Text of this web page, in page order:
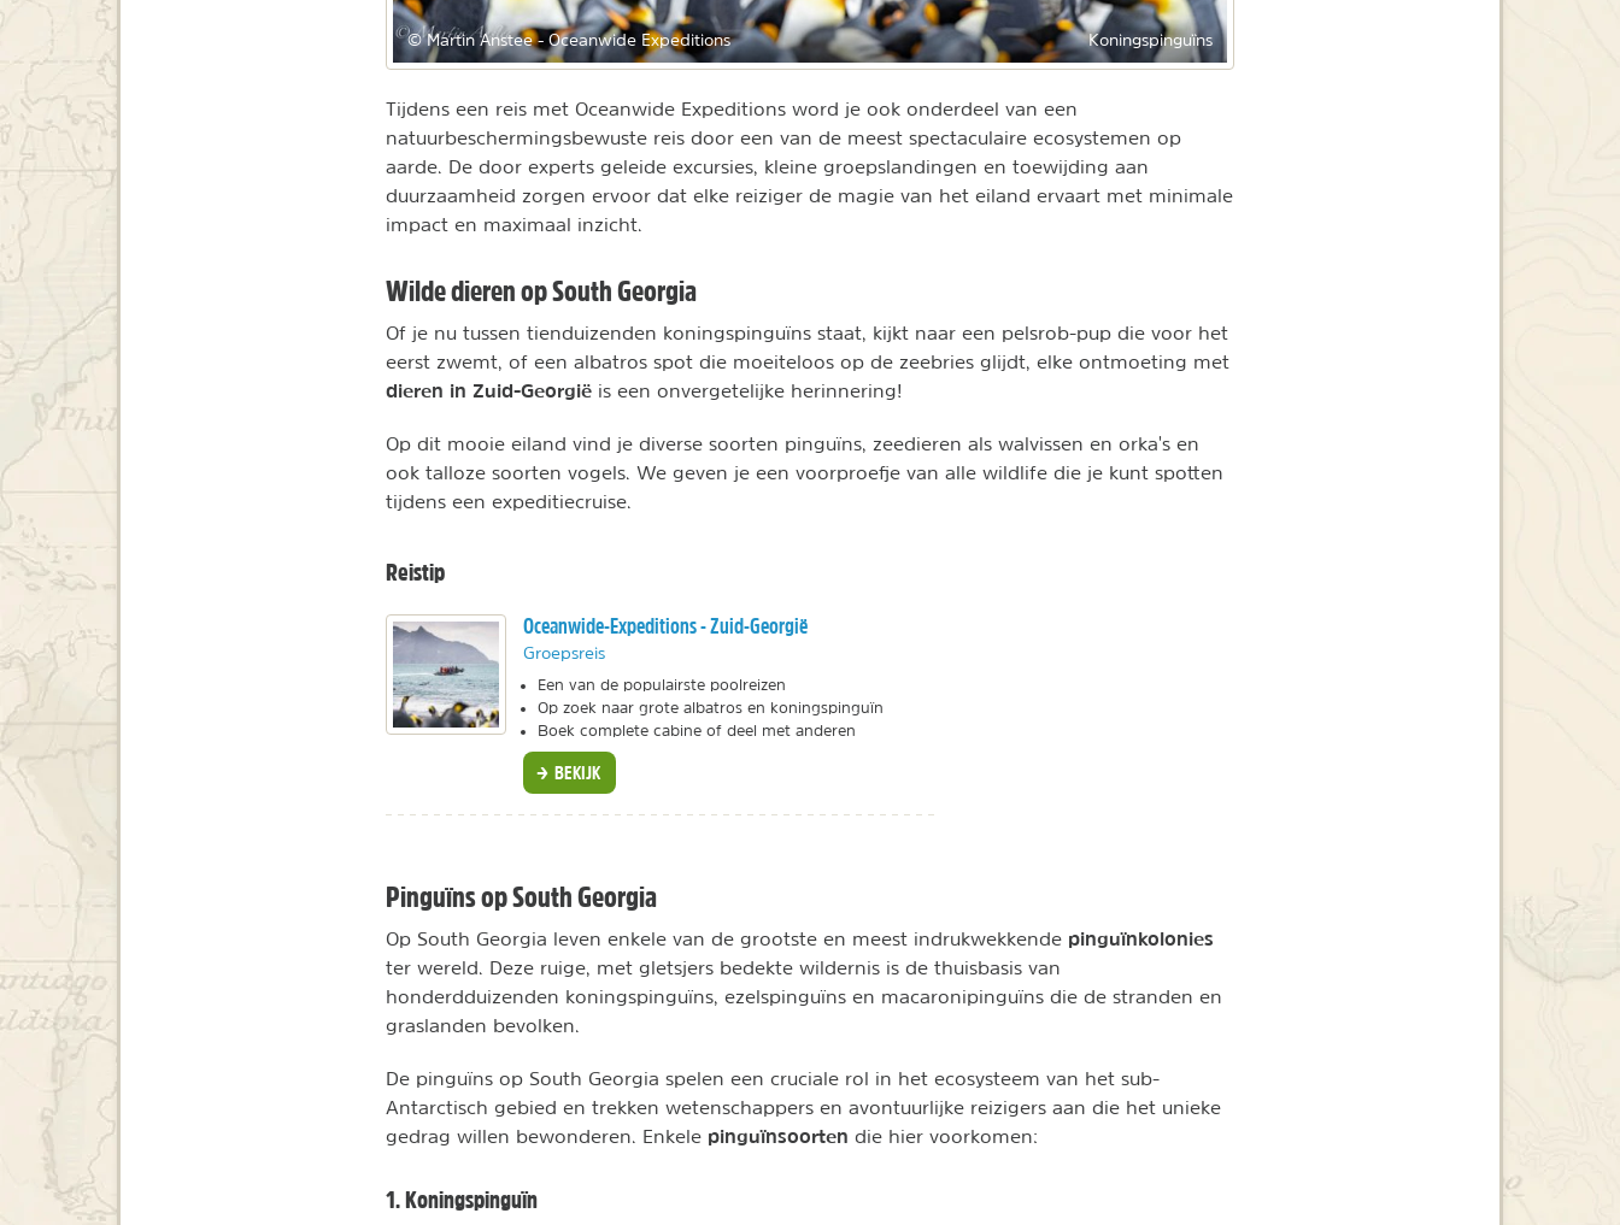
© Martin Anstee - Oceanwide Expeditions Koningspinguïns
Tijdens een reis met Oceanwide Expeditions word je ook onderdeel van een
natuurbeschermingsbewuste reis door een van de meest spectaculaire ecosystemen op
aarde. De door experts geleide excursies, kleine groepslandingen en toewijding aan
duurzaamheid zorgen ervoor dat elke reiziger de magie van het eiland ervaart met minimale
impact en maximaal inzicht.
Wilde dieren op South Georgia
Of je nu tussen tienduizenden koningspinguïns staat, kijkt naar een pelsrob-pup die voor het
eerst zwemt, of een albatros spot die moeiteloos op de zeebries glijdt, elke ontmoeting met
dieren in Zuid-Georgië is een onvergetelijke herinnering!
Op dit mooie eiland vind je diverse soorten pinguïns, zeedieren als walvissen en orka's en
ook talloze soorten vogels. We geven je een voorproefje van alle wildlife die je kunt spotten
tijdens een expeditiecruise.
Reistip
Oceanwide-Expeditions - Zuid-Georgië
Groepsreis
Een van de populairste poolreizen
Op zoek naar grote albatros en koningspinguïn
Boek complete cabine of deel met anderen
BEKIJK
Pinguïns op South Georgia
Op South Georgia leven enkele van de grootste en meest indrukwekkende pinguïnkolonies
ter wereld. Deze ruige, met gletsjers bedekte wildernis is de thuisbasis van
honderdduizenden koningspinguïns, ezelspinguïns en macaronipinguïns die de stranden en
graslanden bevolken.
De pinguïns op South Georgia spelen een cruciale rol in het ecosysteem van het sub-
Antarctisch gebied en trekken wetenschappers en avontuurlijke reizigers aan die het unieke
gedrag willen bewonderen. Enkele pinguïnsoorten die hier voorkomen:
1. Koningspinguïn